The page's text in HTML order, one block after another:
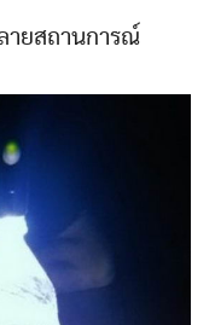
ายสถานการณ์